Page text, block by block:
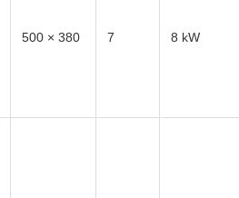
500 × 380 7 8 kW